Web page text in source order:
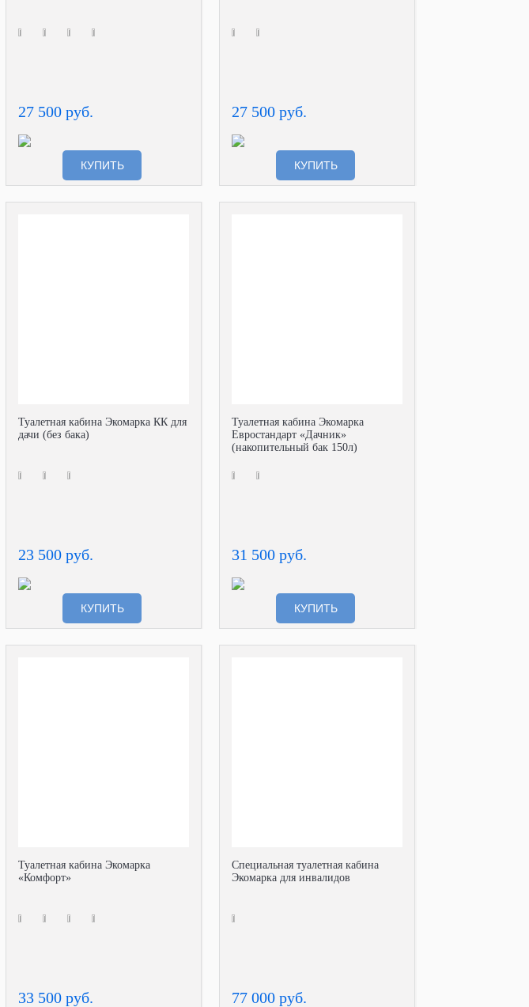
27 500 руб.
КУПИТЬ
27 500 руб.
КУПИТЬ
Туалетная кабина Экомарка КК для
дачи (без бака)
23 500 руб.
КУПИТЬ
Туалетная кабина Экомарка
Евростандарт «Дачник»
(накопительный бак 150л)
31 500 руб.
КУПИТЬ
Туалетная кабина Экомарка
«Комфорт»
33 500 руб.
Специальная туалетная кабина
Экомарка для инвалидов
77 000 руб.